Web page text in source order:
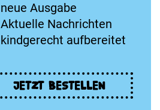
neue Ausgabe
Aktuelle Nachrichten
kindgerecht aufbereitet
JETZT BESTELLEN